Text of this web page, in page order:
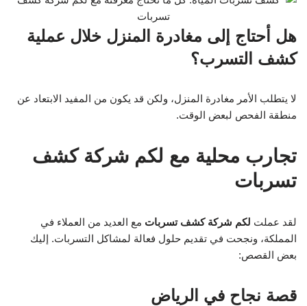
هل أحتاج إلى مغادرة المنزل خلال عملية
كشف التسرب؟
لا يتطلب الأمر مغادرة المنزل، ولكن قد يكون من المفيد الابتعاد عن
منطقة الفحص لبعض الوقت.
تجارب محلية مع لكم شركة كشف
تسربات
لقد عملت لكم شركة كشف تسربات مع العديد من العملاء في
المملكة، ونجحت في تقديم حلول فعالة لمشاكل التسربات. إليك
بعض القصص:
قصة نجاح في الرياض